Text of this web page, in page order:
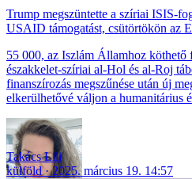
Trump megszüntette a szíriai ISIS-
USAID támogatást, csütörtökön az
55 000, az Iszlám Államhoz köthető
északkelet-szíriai al-Hol és al-Roj
finanszírozás megszűnése után új
elkerülhetővé váljon a humanitárius
Takács Lili
külföld
2025. március 19. 14:57